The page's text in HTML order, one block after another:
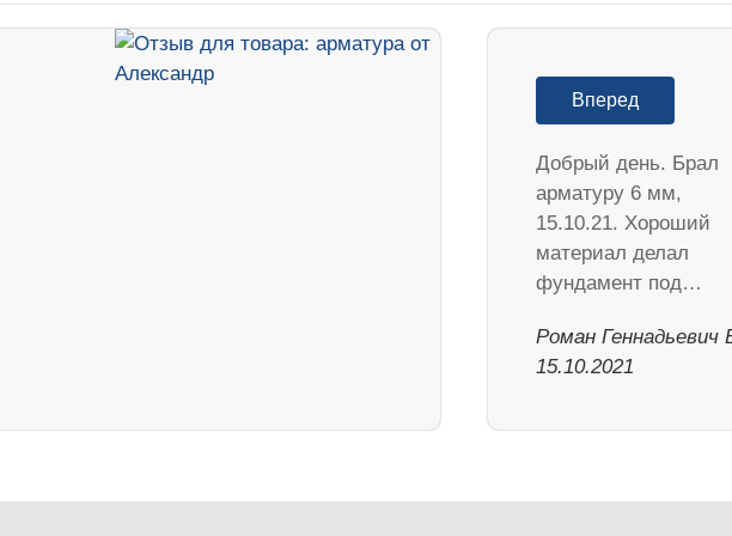
Вперед
Добрый день. Брал
арматуру 6 мм,
15.10.21. Хороший
материал делал
фундамент под…
Роман Геннадьевич
15.10.2021